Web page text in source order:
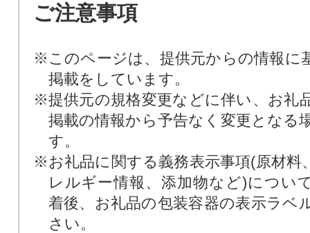
ご注意事項
※このページは、提供元からの情報に
掲載をしています。
※提供元の規格変更などに伴い、お礼
掲載の情報から予告なく変更となる
す。
※お礼品に関する義務表示事項(原材料
レルギー情報、添加物など)につい
着後、お礼品の包装容器の表示ラベ
さい。